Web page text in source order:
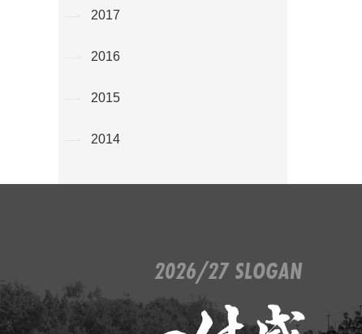
2017
2016
2015
2014
2026/27 SLOGAN